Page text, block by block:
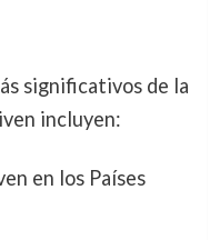
significativos de la
incluyen:
en los Países